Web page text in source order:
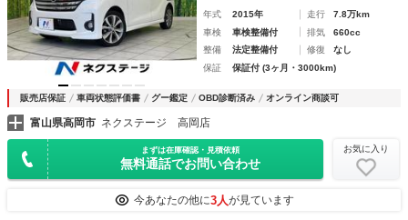
年式 2015年 走行
7.8万km
車検
車検整備付 排気
660cc
整備
法定整備付 修復
なし
保証
保証付 (3ヶ月・3000km)
販売店保証 車両状態評価書 グー鑑定 OBD診断済み オンライン商談可
富山県高岡市 ネクステージ 高岡店
まずは在庫確認・見積依頼
無料通話でお問い合わせ
お気に入り
今あなたの他に3人が見ています